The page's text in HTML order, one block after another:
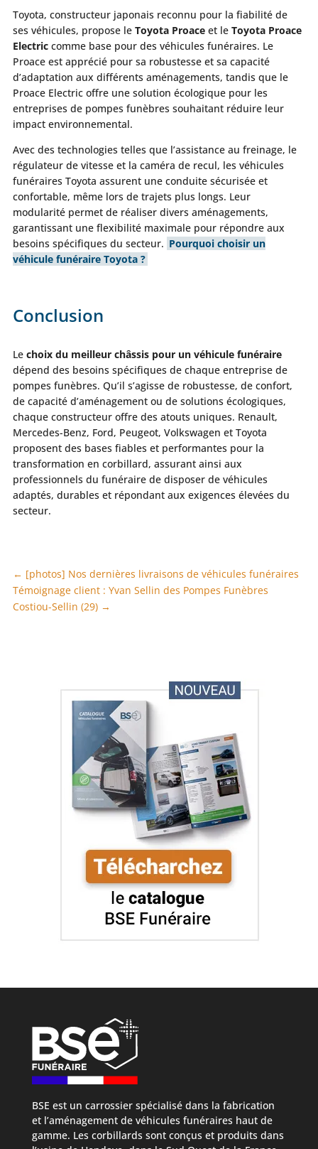
Toyota, constructeur japonais reconnu pour la fiabilité de
ses véhicules, propose le Toyota Proaceet le Toyota Proace
Electriccomme base pour des véhicules funéraires. Le
Proace est apprécié pour sa robustesse et sa capacité
d’adaptation aux différents aménagements, tandis que le
Proace Electric offre une solution écologique pour les
entreprises de pompes funèbres souhaitant réduire leur
impact environnemental.
Avec des technologies telles que l’assistance au freinage, le
régulateur de vitesse et la caméra de recul, les véhicules
funéraires Toyota assurent une conduite sécurisée et
confortable, même lors de trajets plus longs. Leur
modularité permet de réaliser divers aménagements,
garantissant une flexibilité maximale pour répondre aux
besoins spécifiques du secteur. Pourquoi choisir un
véhicule funéraire Toyota ?
Conclusion
Le choix du meilleur châssis pour un véhicule funéraire
dépend des besoins spécifiques de chaque entreprise de
pompes funèbres. Qu’il s’agisse de robustesse, de confort,
de capacité d’aménagement ou de solutions écologiques,
chaque constructeur offre des atouts uniques. Renault,
Mercedes-Benz, Ford, Peugeot, Volkswagen et Toyota
proposent des bases fiables et performantes pour la
transformation en corbillard, assurant ainsi aux
professionnels du funéraire de disposer de véhicules
adaptés, durables et répondant aux exigences élevées du
secteur.
← [photos] Nos dernières livraisons de véhicules funéraires
Témoignage client : Yvan Sellin des Pompes Funèbres
Costiou-Sellin (29)→
BSE est un carrossier spécialisé dans la fabrication
et l’aménagement de véhicules funéraires haut de
gamme. Les corbillards sont conçus et produits dans